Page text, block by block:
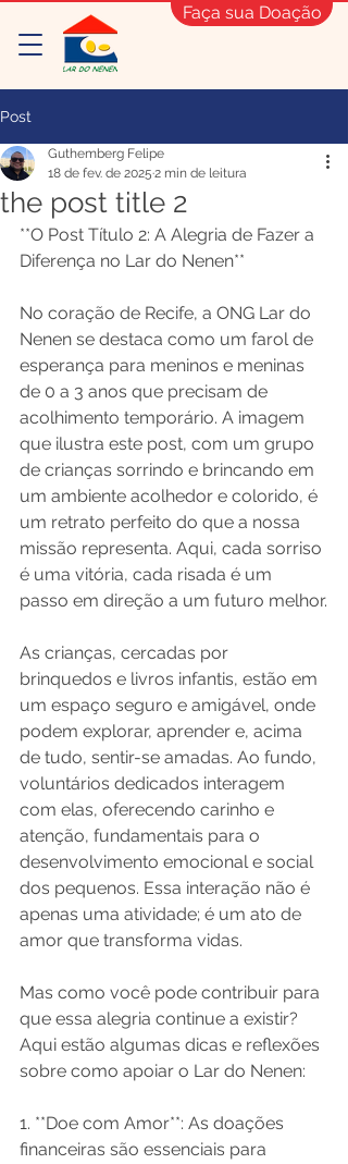
Faça sua Doação
Post
the post title 2
Guthemberg Felipe
18 de fev. de 2025 2 min de leitura
**O Post Título 2: A Alegria de Fazer a
Diferença no Lar do Nenen**
No coração de Recife, a ONG Lar do
Nenen se destaca como um farol de
esperança para meninos e meninas
de 0 a 3 anos que precisam de
acolhimento temporário. A imagem
que ilustra este post, com um grupo
de crianças sorrindo e brincando em
um ambiente acolhedor e colorido, é
um retrato perfeito do que a nossa
missão representa. Aqui, cada sorriso
é uma vitória, cada risada é um
passo em direção a um futuro melhor.
As crianças, cercadas por
brinquedos e livros infantis, estão em
um espaço seguro e amigável, onde
podem explorar, aprender e, acima
de tudo, sentir-se amadas. Ao fundo,
voluntários dedicados interagem
com elas, oferecendo carinho e
atenção, fundamentais para o
desenvolvimento emocional e social
dos pequenos. Essa interação não é
apenas uma atividade; é um ato de
amor que transforma vidas.
Mas como você pode contribuir para
que essa alegria continue a existir?
Aqui estão algumas dicas e reflexões
sobre como apoiar o Lar do Nenen:
1. **Doe com Amor**: As doações
financeiras são essenciais para